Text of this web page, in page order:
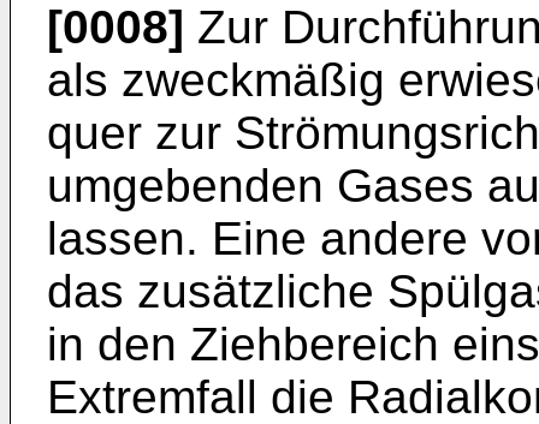
[0008] Zur
als zweckmäßig
quer zur
umgebenden Gases
lassen. Eine andere
das zusätzliche
in den Ziehbereich
Extremfall die